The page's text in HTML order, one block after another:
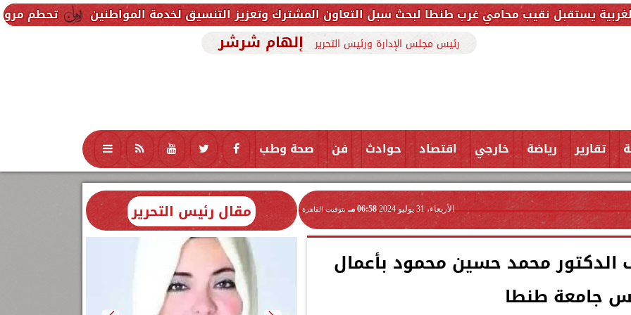
تحطم مروحية أثناء محامي غرب طنطا لبحث سبل التعاون المشترك وتعزيز التنسيق لخدمة المواطنين
رئيس مجلس الإدارة ورئيس التحرير إلهام شرشر
تقارير رياضة خارجي اقتصاد حوادث فن صحة وطب تكنولوجيا منوعات محافظات
الأربعاء، 31 يوليو 2024 06:58 مـ بتوقيت القاهرة
الدكتور محمد حسين محمود بأعمال
جامعة طنطا
مقال رئيس التحرير